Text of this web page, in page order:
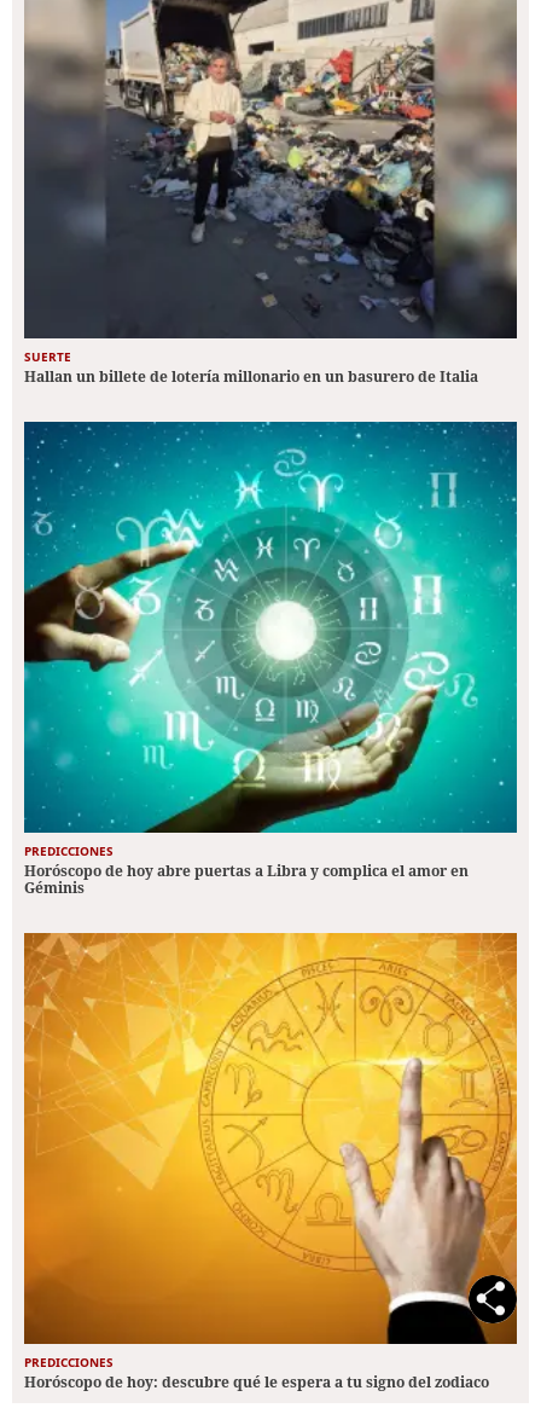
SUERTE
Hallan un billete de lotería millonario en un basurero de Italia
PREDICCIONES
Horóscopo de hoy abre puertas a Libra y complica el amor en
Géminis
PREDICCIONES
Horóscopo de hoy: descubre qué le espera a tu signo del zodiaco